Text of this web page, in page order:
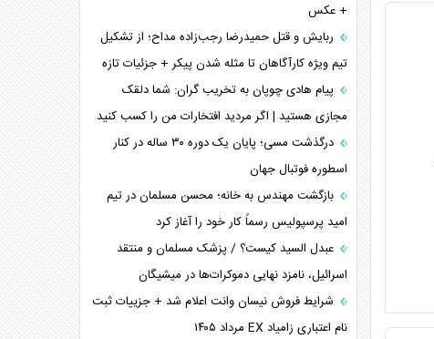
تأثیر جنگ ایران و آمریکا بر اقتصاد جهانی
تخریب پل‌ها در اوکراین و فروپاشی روایت دوگانه
غرب
اربعین، کابوس مشترک تل‌آویو-واشنگتن
+ عکس
ربایش و قتل حمیدرضا رجب‌زاده مداح؛ از تشکیل
تیم ویژه کارآگاهان تا مثله شدن پیکر + جزئیات تازه
پیام هادی چوپان به تخریب گران: شما دلقک
مجازی هستید | اگر مردید افتخارات من را کسب کنید
درگذشت مسی؛ پایان یک دوره ۳۰ ساله در کنار
اسطوره فوتبال جهان
بازگشت مهندس به خانه؛ محسن مسلمان در تیم
امید پرسپولیس رسماً کار خود را آغاز کرد
عبدل السید کیست؟ / پزشک مسلمان و منتقد
اسرائیل، نامزد نهایی دموکرات‌ها در میشیگان
شرایط فروش نیسان وانت اعلام شد + جزییات ثبت
نام اعتباری زامیاد EX مرداد ۱۴۰۵